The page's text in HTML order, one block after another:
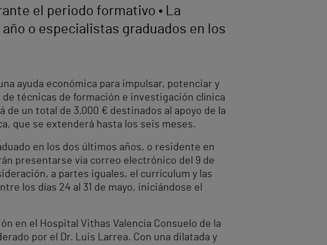
el periodo formativo • La
o especialistas graduados en los
ayuda económica para impulsar, potenciar y
técnicas de formación e investigación clínica
de un total de 3.000 € destinados al apoyo de la
que se extenderá hasta los seis meses.
en los dos últimos años, o residente en
presentarse vía correo electrónico del 9 de
a partes iguales, el currículum y las
los días 24 al 31 de mayo, iniciándose el
en el Hospital Vithas Valencia Consuelo de la
por el Dr. Luis Larrea. Con una dilatada y